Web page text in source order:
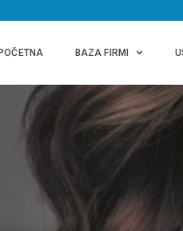
POČETNA BAZA FIRMI